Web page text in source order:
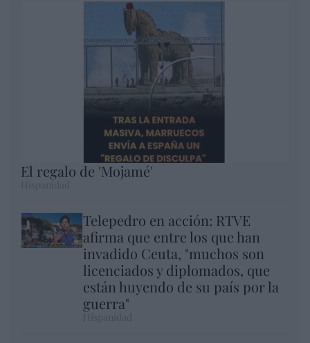
El regalo de 'Mojamé'
Telepedro en acción: RTVE
afirma que entre los que han
invadido Ceuta, "muchos son
licenciados y diplomados, que
están huyendo de su país por la
guerra"